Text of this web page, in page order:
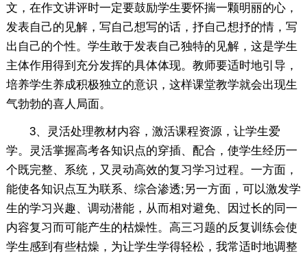
文，在作文讲评时一定要鼓励学生要怀揣一颗明丽的心，
发表自己的见解，写自己想写的话，抒自己想抒的情，写
出自己的个性。学生敢于发表自己独特的见解，这是学生
主体作用得到充分发挥的具体体现。教师要适时地引导，
培养学生养成积极独立的意识，这样课堂教学就会出现生
气勃勃的喜人局面。
3、灵活处理教材内容，激活课程资源，让学生爱
学。灵活掌握高考各知识点的穿插、配合，使学生经历一
个既完整、系统，又灵动高效的复习学习过程。一方面，
能使各知识点互为联系、综合渗透;另一方面，可以激发学
生的学习兴趣、调动潜能，从而相对避免、因过长的同一
内容复习而可能产生的枯燥性。高三习题的反复训练会使
学生感到有些枯燥，为让学生学得轻松，我常适时地调整